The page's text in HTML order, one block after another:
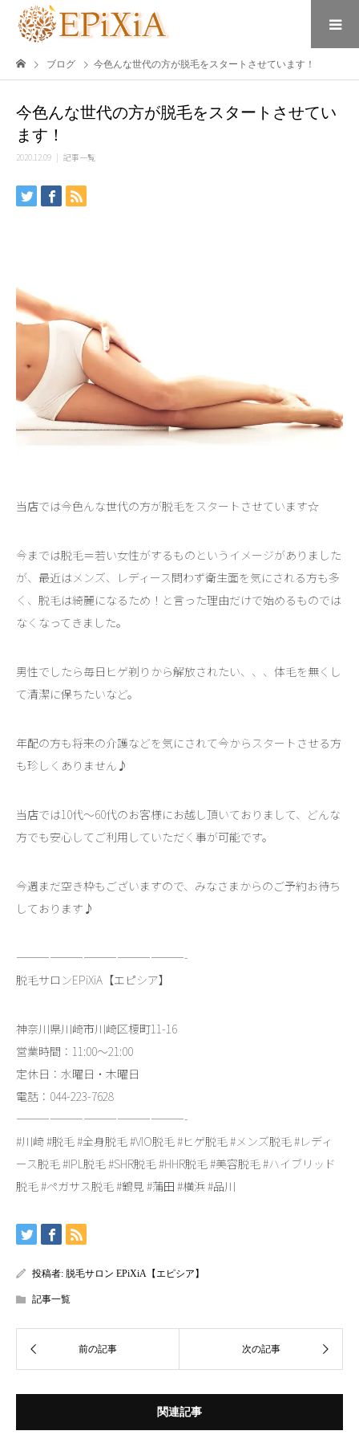
ブログ 今色んな世代の方が脱毛をスタートさせています！
今色んな世代の方が脱毛をスタートさせてい
ます！
2020.12.09 記事一覧
当店では今色んな世代の方が脱毛をスタートさせています☆
今までは脱毛＝若い女性がするものというイメージがありました
が、最近はメンズ、レディース問わず衛生面を気にされる方も多
く、脱毛は綺麗になるため！と言った理由だけで始めるものでは
なくなってきました。
男性でしたら毎日ヒゲ剃りから解放されたい、、、体毛を無くし
て清潔に保ちたいなど。
年配の方も将来の介護などを気にされて今からスタートさせる方
も珍しくありません♪
当店では10代～60代のお客様にお越し頂いておりまして、どんな
方でも安心してご利用していただく事が可能です。
今週まだ空き枠もございますので、みなさまからのご予約お待ち
しております♪
———————————————-
脱毛サロンEPiXiA【エピシア】
神奈川県川崎市川崎区榎町11-16
営業時間：11:00～21:00
定休日：水曜日・木曜日
電話：044-223-7628
———————————————-
#川崎 #脱毛 #全身脱毛 #VIO脱毛 #ヒゲ脱毛 #メンズ脱毛 #レディ
ース脱毛 #IPL脱毛 #SHR脱毛 #HHR脱毛 #美容脱毛 #ハイブリッド
脱毛 #ペガサス脱毛 #鶴見 #蒲田 #横浜 #品川
投稿者: 脱毛サロン EPiXiA【エピシア】
記事一覧
関連記事